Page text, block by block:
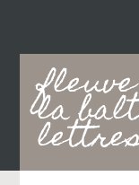
la
Main